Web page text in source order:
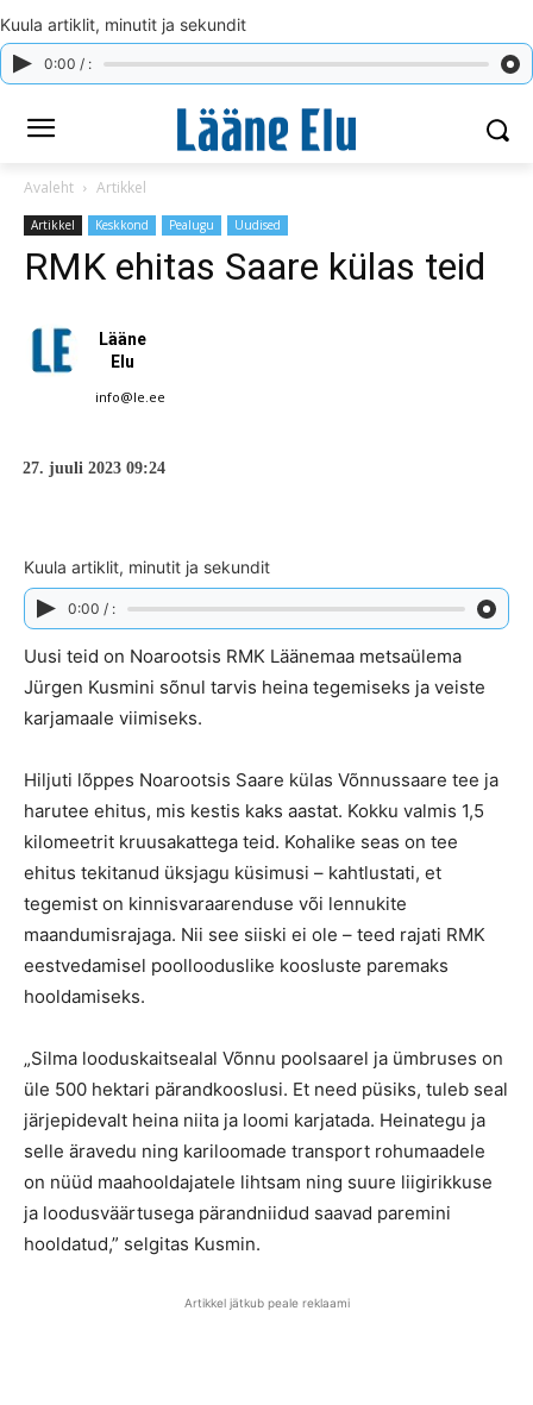
Kuula artiklit, minutit ja sekundit
0:00 / :
Avaleht Artikkel
Artikkel Keskkond Pealugu Uudised
RMK ehitas Saare külas teid
Lääne
Elu
info@le.ee
27. juuli 2023 09:24
Kuula artiklit, minutit ja sekundit
0:00 / :
Uusi teid on Noarootsis RMK Läänemaa metsaülema
Jürgen Kusmini sõnul tarvis heina tegemiseks ja veiste
karjamaale viimiseks.
Hiljuti lõppes Noarootsis Saare külas Võnnussaare tee ja
harutee ehitus, mis kestis kaks aastat. Kokku valmis 1,5
kilomeetrit kruusakattega teid. Kohalike seas on tee
ehitus tekitanud üksjagu küsimusi – kahtlustati, et
tegemist on kinnisvaraarenduse või lennukite
maandumisrajaga. Nii see siiski ei ole – teed rajati RMK
eestvedamisel poollooduslike koosluste paremaks
hooldamiseks.
„Silma looduskaitsealal Võnnu poolsaarel ja ümbruses on
üle 500 hektari pärandkooslusi. Et need püsiks, tuleb seal
järjepidevalt heina niita ja loomi karjatada. Heinategu ja
selle äravedu ning kariloomade transport rohumaadele
on nüüd maahooldajatele lihtsam ning suure liigirikkuse
ja loodusväärtusega pärandniidud saavad paremini
hooldatud,” selgitas Kusmin.
Artikkel jätkub peale reklaami